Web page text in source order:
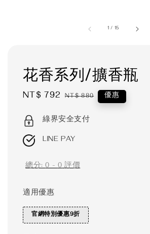
1 / 15
花香系列/擴香瓶
Sale
NT$ 792 Regular
NT$ 880 優惠
綠界安全支付
LINE PAY
總分:0-0評價
適用優惠
官網特別優惠9折